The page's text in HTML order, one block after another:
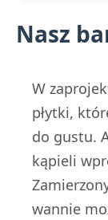
Nasz
W
płytki,
do gustu.
kąpieli
wannie